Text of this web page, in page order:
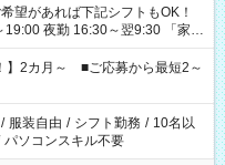
夜勤 16:30～翌9:30 「家族
持って夕飯の準備がしたい」
など、ご希望を教えてください
。 合計で週40時間を超える場
】2カ月～ ■ご応募から最短2～
/ 服装自由 / シフト勤務 / 10名以
パソコンスキル不要